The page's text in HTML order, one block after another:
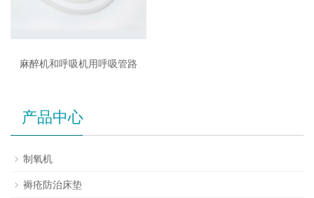
麻醉机和呼吸机用呼吸管路
产品中心
制氧机
褥疮防治床垫